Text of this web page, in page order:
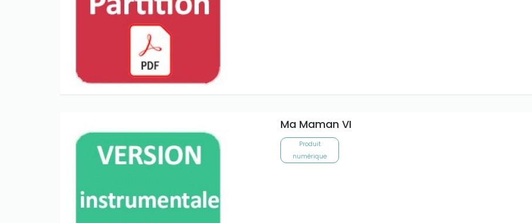
Ma Maman VI
Produit
numérique